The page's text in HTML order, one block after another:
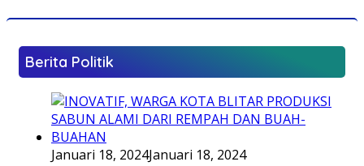
Berita Politik
Januari 18, 2024Januari 18, 2024